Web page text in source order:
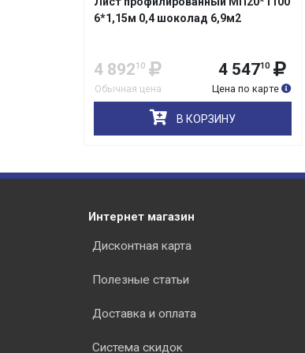
6*1,15м синий 6,9м2
4 89210
Обычная цена
4 54710
Цена по карте
В КОРЗИНУ
Интернет магазин
Дисконтная карта
Полезные статьи
Доставка и оплата
Система скидок